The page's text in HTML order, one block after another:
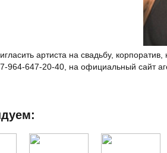
артиста на свадьбу,
964-647-20-40, на официальный сайт